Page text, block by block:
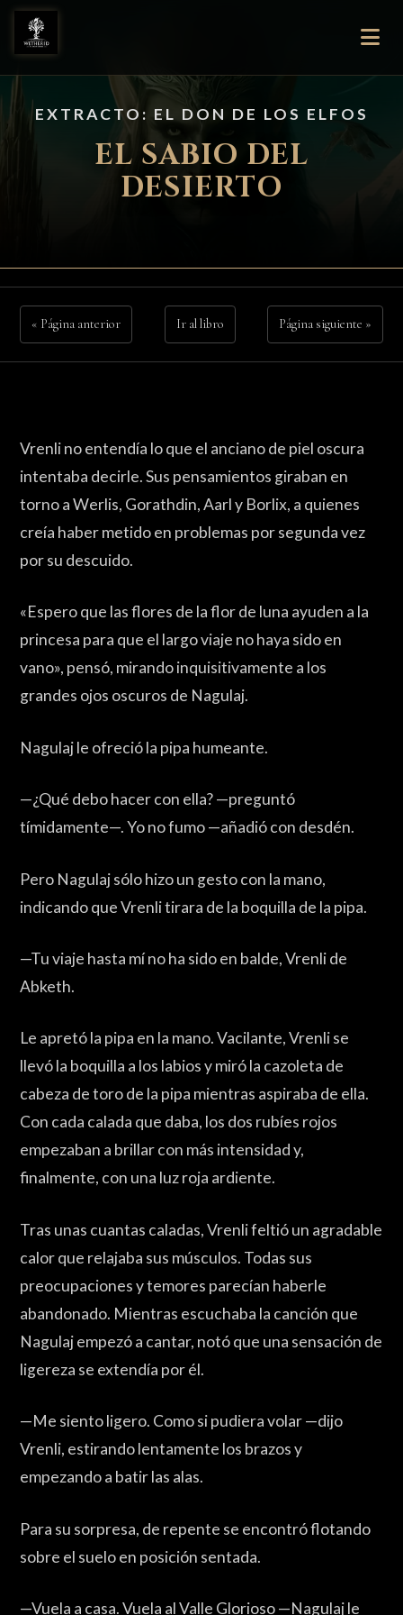
EXTRACTO: EL DON DE LOS ELFOS
EL SABIO DEL
DESIERTO
« Página anterior Ir al libro Página siguiente »
Vrenli no entendía lo que el anciano de piel oscura
intentaba decirle. Sus pensamientos giraban en
torno a Werlis, Gorathdin, Aarl y Borlix, a quienes
creía haber metido en problemas por segunda vez
por su descuido.
«Espero que las flores de la flor de luna ayuden a la
princesa para que el largo viaje no haya sido en
vano», pensó, mirando inquisitivamente a los
grandes ojos oscuros de Nagulaj.
Nagulaj le ofreció la pipa humeante.
—¿Qué debo hacer con ella? —preguntó
tímidamente—. Yo no fumo —añadió con desdén.
Pero Nagulaj sólo hizo un gesto con la mano,
indicando que Vrenli tirara de la boquilla de la pipa.
—Tu viaje hasta mí no ha sido en balde, Vrenli de
Abketh.
Le apretó la pipa en la mano. Vacilante, Vrenli se
llevó la boquilla a los labios y miró la cazoleta de
cabeza de toro de la pipa mientras aspiraba de ella.
Con cada calada que daba, los dos rubíes rojos
empezaban a brillar con más intensidad y,
finalmente, con una luz roja ardiente.
Tras unas cuantas caladas, Vrenli feltió un agradable
calor que relajaba sus músculos. Todas sus
preocupaciones y temores parecían haberle
abandonado. Mientras escuchaba la canción que
Nagulaj empezó a cantar, notó que una sensación de
ligereza se extendía por él.
—Me siento ligero. Como si pudiera volar —dijo
Vrenli, estirando lentamente los brazos y
empezando a batir las alas.
Para su sorpresa, de repente se encontró flotando
sobre el suelo en posición sentada.
—Vuela a casa. Vuela al Valle Glorioso —Nagulaj le